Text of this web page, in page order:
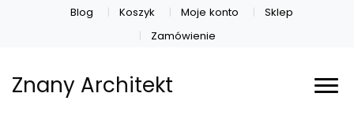
Blog Koszyk Moje konto
Sklep
Zamówienie
Znany Architekt